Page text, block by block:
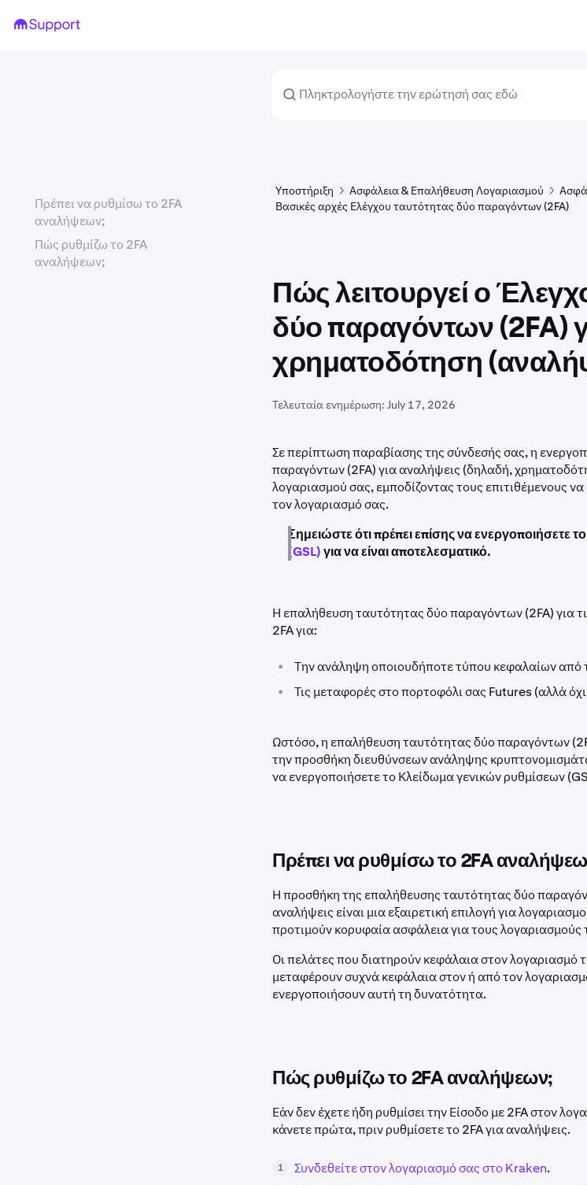
Υποστήριξη Ασφάλεια & Επαλήθευση Λογαριασμού
Βασικές αρχές Ελέγχου ταυτότητας δύο παραγόντων (2FA)
Πώς λειτουργεί ο
δύο παραγόντων (2FA)
χρηματοδότηση
Τελευταία ενημέρωση: July 17, 2026
Σε περίπτωση παραβίασης της σύνδεσής σας, η
παραγόντων (2FA) για αναλήψεις (δηλαδή,
λογαριασμού σας, εμποδίζοντας τους επιτιθέμενους
τον λογαριασμό σας.
Σημειώστε ότι πρέπει επίσης να ενεργοποιήσετε το
(GSL)για να είναι αποτελεσματικό.
Η επαλήθευση ταυτότητας δύο παραγόντων (2FA) για
2FA για:
• Την ανάληψη οποιουδήποτε τύπου κεφαλαίων από
• Τις μεταφορές στο πορτοφόλι σας Futures (αλλά
Ωστόσο, η επαλήθευση ταυτότητας δύο παραγόντων
την προσθήκη διευθύνσεων ανάληψης
να ενεργοποιήσετε το Κλείδωμα γενικών ρυθμίσεων
Πρέπει να ρυθμίσω το 2FA
Η προσθήκη της επαλήθευσης ταυτότητας δύο
αναλήψεις είναι μια εξαιρετική επιλογή για
προτιμούν κορυφαία ασφάλεια για τους λογαριασμούς
Οι πελάτες που διατηρούν κεφάλαια στον λογαριασμό
μεταφέρουν συχνά κεφάλαια στον ή από τον
ενεργοποιήσουν αυτή τη δυνατότητα.
Πώς ρυθμίζω το 2FA αναλήψεων;
Εάν δεν έχετε ήδη ρυθμίσει την Είσοδο με 2FA στον
κάνετε πρώτα, πριν ρυθμίσετε το 2FA για αναλήψεις.
1 Συνδεθείτε στον λογαριασμό σας στο Kraken.
Πρέπει να ρυθμίσω το 2FA
αναλήψεων;
Πώς ρυθμίζω το 2FA
αναλήψεων;